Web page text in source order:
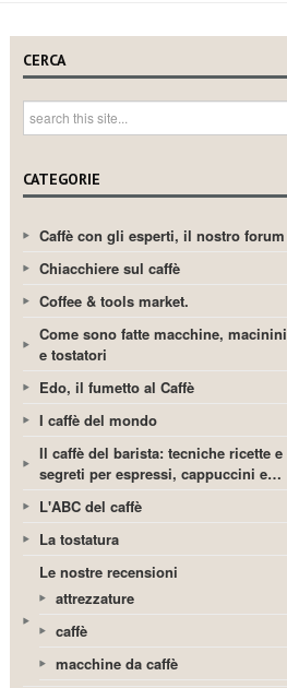
CERCA
CATEGORIE
Caffè con gli esperti, il nostro forum
Chiacchiere sul caffè
Coffee & tools market.
Come sono fatte macchine, macinini
e tostatori
Edo, il fumetto al Caffè
I caffè del mondo
Il caffè del barista: tecniche ricette e
segreti per espressi, cappuccini e…
L'ABC del caffè
La tostatura
Le nostre recensioni
attrezzature
caffè
macchine da caffè